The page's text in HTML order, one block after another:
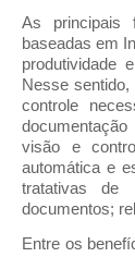
As principais
baseadas em
produtividade
Nesse
controle
visão e
automática e
tratativas de
documentos;
Entre os